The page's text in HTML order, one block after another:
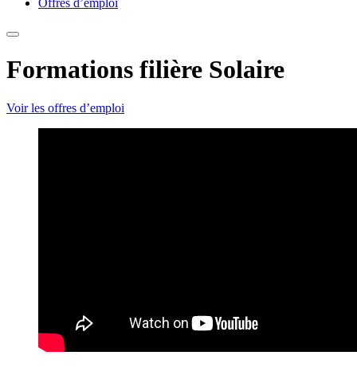
Offres d’emploi
Formations filière Solaire
Voir les offres d’emploi